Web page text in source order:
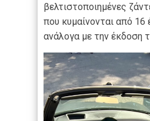
βελτιστοποιημένες
που κυμαίνονται από 16
ανάλογα με την έκδοση